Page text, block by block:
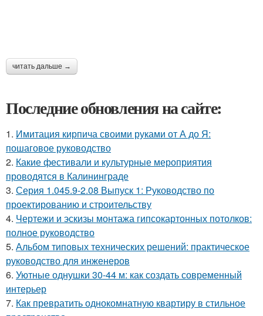
читать дальше →
Последние обновления на сайте:
1. Имитация кирпича своими руками от А до Я:
пошаговое руководство
2. Какие фестивали и культурные мероприятия
проводятся в Калининграде
3. Серия 1.045.9-2.08 Выпуск 1: Руководство по
проектированию и строительству
4. Чертежи и эскизы монтажа гипсокартонных потолков:
полное руководство
5. Альбом типовых технических решений: практическое
руководство для инженеров
6. Уютные однушки 30-44 м: как создать современный
интерьер
7. Как превратить однокомнатную квартиру в стильное